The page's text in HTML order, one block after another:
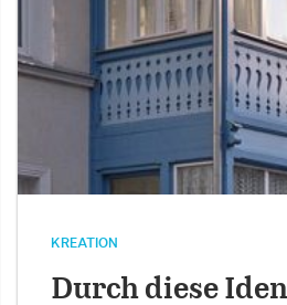
KREATION
Durch diese